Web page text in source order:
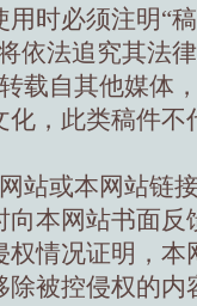
时必须注明“
依法追究其法
载自其他媒体
，此类稿件不
站或本网站链
本网站书面反
情况证明，本
被控侵权的内